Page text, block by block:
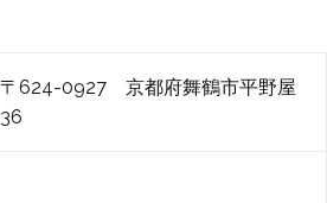
〒624-0927 京都府舞鶴市平野屋
36